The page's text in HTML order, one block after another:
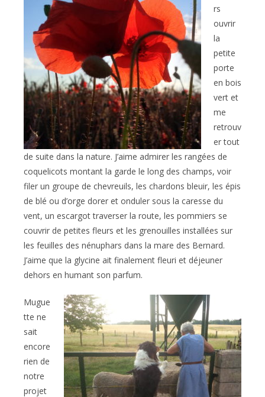
rs
ouvrir
la
petite
porte
en bois
vert et
me
retrouv
er tout
de suite dans la nature. J’aime admirer les rangées de
coquelicots montant la garde le long des champs, voir
filer un groupe de chevreuils, les chardons bleuir, les épis
de blé ou d’orge dorer et onduler sous la caresse du
vent, un escargot traverser la route, les pommiers se
couvrir de petites fleurs et les grenouilles installées sur
les feuilles des nénuphars dans la mare des Bernard.
J’aime que la glycine ait finalement fleuri et déjeuner
dehors en humant son parfum.
Mugue
tte ne
sait
encore
rien de
notre
projet